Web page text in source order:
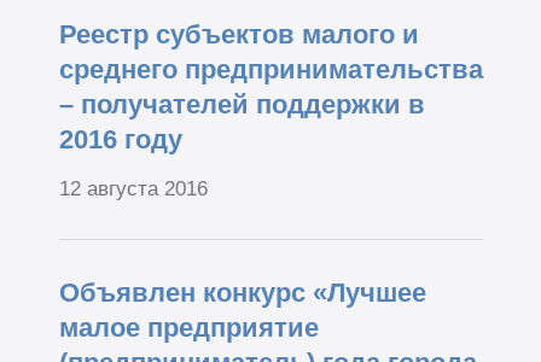
Реестр субъектов малого и
среднего предпринимательства
– получателей поддержки в
2016 году
12 августа 2016
Объявлен конкурс «Лучшее
малое предприятие